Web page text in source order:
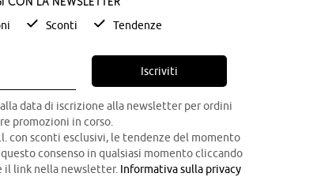
Sconti Tendenze
Iscriviti
data di iscrizione alla newsletter per ordini
promozioni in corso.
con sconti esclusivi, le tendenze del momento
consenso in qualsiasi momento cliccando
il link nella newsletter. Informativa sulla privacy